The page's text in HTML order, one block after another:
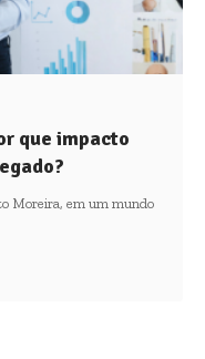
que impacto
Moreira, em um mundo